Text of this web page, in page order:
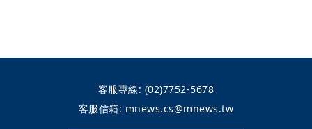
客服專線: (02)7752-5678
客服信箱: mnews.cs@mnews.tw